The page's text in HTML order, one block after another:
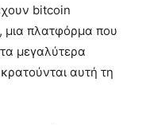
bitcoin
πλατφόρμα που
μεγαλύτερα
αυτή τη